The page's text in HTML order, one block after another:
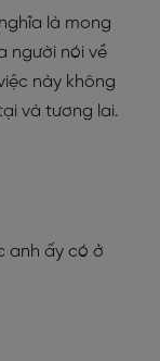
là mong
người nói về
này không
và tương lai.
anh ấy có ở